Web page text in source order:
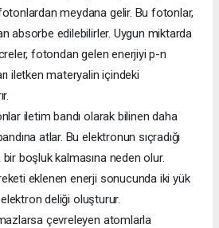
meydana gelir. Bu fotonlar,
absorbe edilebilirler. Uygun miktarda
fotondan gelen enerjiyi p-n
iletken materyalin içindeki
iletim bandı olarak bilinen daha
atlar. Bu elektronun sıçradığı
bir boşluk kalmasına neden olur.
eklenen enerji sonucunda iki yük
elektron deliği oluşturur.
çevreleyen atomlarla